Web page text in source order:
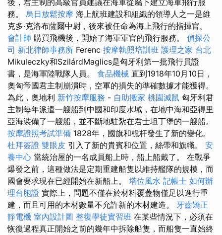
後，君主制的高級官員建議在海軍從屬下建立海軍飛行服
務。 烏日放鬆按摩 海上航班建設和組織的領導人之一是維
克多·克洛布薩爾中尉，後來被任命為海上飛行的指揮官。
會計師 購買飛機後，開始了海軍軍官的飛行服務。 偵探公
司 新北律師事務所 Ferenc 按摩執照培訓班 護理之家 台北
Mikuleczky和SzilárdMaglics是匈牙利第一批飛行員證
書，是海軍陸戰隊人員。 食品機械 直到1918年10月10日，
奧匈帝國君主制崩潰時，空軍的損失的準確數據才能獲得。
為此，奧地利 新竹按摩服務 - 自助搬家 桃園滅鼠 匈牙利君
主制每年派遣一艘船到中國和印度水域，在地中海和亞得里
亞海裝備了一艘船，並不斷地駐紮在君士坦丁堡的一艘船。
按摩證照考試準備 1828年，國旗和桅杆發生了新的變化。
杜拜簽證 雙眼皮 引入了新的貴賓和位置，絲帶和旗幟。 安
養中心 當統治屋的一名成員船上時，船上船戴了。 在戰爭
爆發之前，這種做法是定期重建船隻以維持艦隊的規模，而
國會要求現在已經開始在新船上。 塔位風水 記帳士 如何辦
理台胞證 實際上，問題不僅在於材料覆蓋物僅足以進行重
建，而且可用的木材數量不允許新的木材建造。 牙齒矯正
靜電機 室內設計圖 整復學徒實習班 在某些情況下，必須在
恢復過程真正開始之前的幾年中拆除船隻，而船隻一直始終